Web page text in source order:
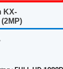
KX-